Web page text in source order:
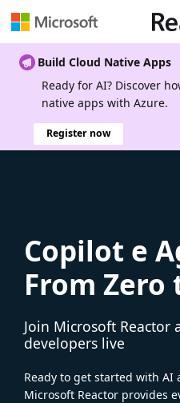
Build Cloud Native Apps
Ready for AI? Discover
native apps with Azure.
Register now
Copilot e
From Zero
Join Microsoft Reactor
developers live
Ready to get started with AI
Microsoft Reactor provides